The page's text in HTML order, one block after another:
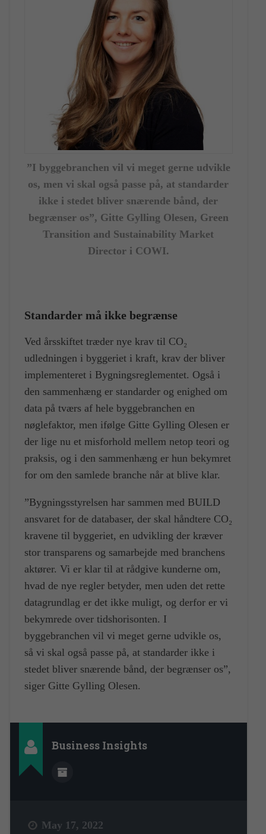
”I byggebranchen vil vi meget gerne udvikle
os, men vi skal også passe på, at standarder
ikke i stedet bliver snærende bånd, der
begrænser os”, Gitte Gylling Olesen, Green
Transition and Sustainability Market
Director i COWI.
Standarder må ikke begrænse
Ved årsskiftet træder nye krav til CO₂
udledningen i byggeriet i kraft, krav der bliver
implementeret i Bygningsreglementet. Også i
den sammenhæng er standarder og enighed om
data på tværs af hele byggebranchen en
nøglefaktor, men ifølge Gitte Gylling Olesen er
der lige nu et misforhold mellem netop teori og
praksis, og i den sammenhæng er hun bekymret
for om den samlede branche når at blive klar.
”Bygningsstyrelsen har sammen med BUILD
ansvaret for de databaser, der skal håndtere CO₂
kravene til byggeriet, en udvikling der kræver
stor transparens og samarbejde med branchens
aktører. Vi er klar til at rådgive kunderne om,
hvad de nye regler betyder, men uden det rette
datagrundlag er det ikke muligt, og derfor er vi
bekymrede over tidshorisonten. I
byggebranchen vil vi meget gerne udvikle os,
så vi skal også passe på, at standarder ikke i
stedet bliver snærende bånd, der begrænser os”,
siger Gitte Gylling Olesen.
Business Insights
May 17, 2022